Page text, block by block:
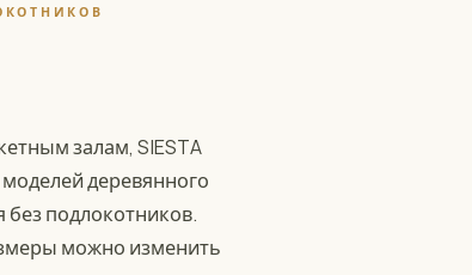
залам, SIESTA
деревянного
без подлокотников.
можно изменить